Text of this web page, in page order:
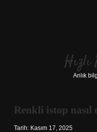
Anlık
Renkli istop nasıl
Tarih: Kasım 17, 2025